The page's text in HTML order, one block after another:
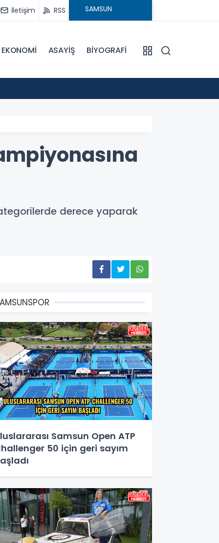
İletişim RSS
EKONOMİ ASAYİŞ BİYOGRAFİ
derece yaparak
Samsun Open ATP
50 için geri sayım